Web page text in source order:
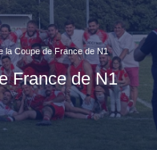
la Coupe de France de N1
France de N1